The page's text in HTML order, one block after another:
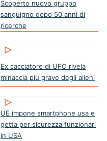
Scoperto nuovo gruppo
sanguigno dopo 50 anni di
ricerche
Ex cacciatore di UFO rivela
minaccia più grave degli alieni
UE impone smartphone usa e
getta per sicurezza funzionari
in USA